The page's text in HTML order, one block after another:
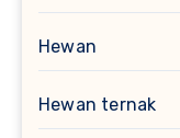
Hewan
Hewan ternak